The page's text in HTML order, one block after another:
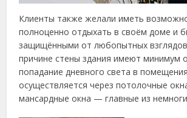
Клиенты также желали иметь
полноценно отдыхать в своём доме и
защищёнными от любопытных
причине стены здания имеют минимум
попадание дневного света в помещения
осуществляется через потолочные
мансардные окна — главные из